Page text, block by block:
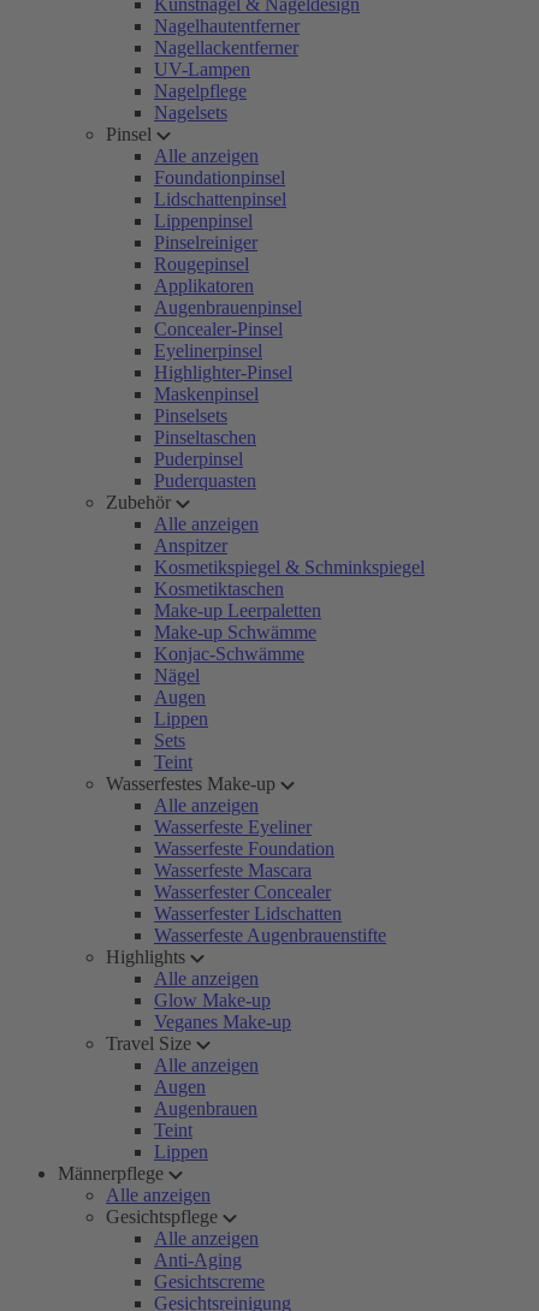
Kunstnägel & Nageldesign
Nagelhautentferner
Nagellackentferner
UV-Lampen
Nagelpflege
Nagelsets
Pinsel
Alle anzeigen
Foundationpinsel
Lidschattenpinsel
Lippenpinsel
Pinselreiniger
Rougepinsel
Applikatoren
Augenbrauenpinsel
Concealer-Pinsel
Eyelinerpinsel
Highlighter-Pinsel
Maskenpinsel
Pinselsets
Pinseltaschen
Puderpinsel
Puderquasten
Zubehör
Alle anzeigen
Anspitzer
Kosmetikspiegel & Schminkspiegel
Kosmetiktaschen
Make-up Leerpaletten
Make-up Schwämme
Konjac-Schwämme
Nägel
Augen
Lippen
Sets
Teint
Wasserfestes Make-up
Alle anzeigen
Wasserfeste Eyeliner
Wasserfeste Foundation
Wasserfeste Mascara
Wasserfester Concealer
Wasserfester Lidschatten
Wasserfeste Augenbrauenstifte
Highlights
Alle anzeigen
Glow Make-up
Veganes Make-up
Travel Size
Alle anzeigen
Augen
Augenbrauen
Teint
Lippen
Männerpflege
Alle anzeigen
Gesichtspflege
Alle anzeigen
Anti-Aging
Gesichtscreme
Gesichtsreinigung